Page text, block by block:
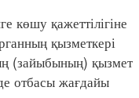
қажеттілігіне
қызметкері
(зайыбының) қызмет
отбасы жағдайы